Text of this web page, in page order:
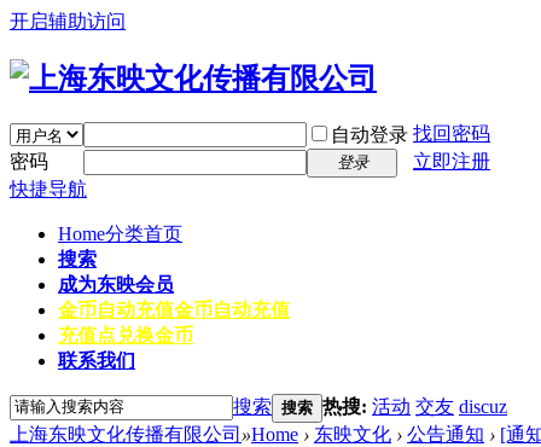
开启辅助访问
自动登录 找回密码
密码
登录
立即注册
快捷导航
Home分类首页
搜索
成为东映会员
金币自动充值金币自动充值
充值点兑换金币
联系我们
搜索 搜索 热搜: 活动 交友 discuz
上海东映文化传播有限公司 »Home › 东映文化 › 公告通知 › [通